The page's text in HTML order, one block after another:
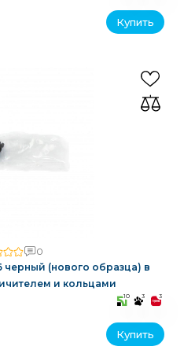
Купить
0
черный (нового образца) в
и кольцами
10 3 3
Купить